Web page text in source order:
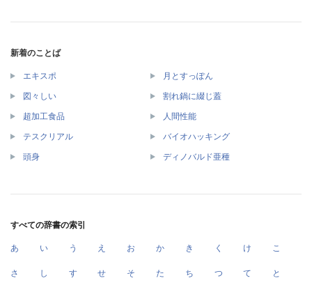
新着のことば
エキスポ 月とすっぽん
図々しい 割れ鍋に綴じ蓋
超加工食品 人間性能
テスクリアル バイオハッキング
頭身 ディノバルド亜種
すべての辞書の索引
あ い う え お か き く け こ
さ し す せ そ た ち つ て と